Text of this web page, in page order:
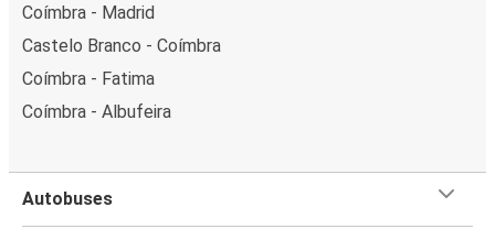
Coímbra - Madrid
Castelo Branco - Coímbra
Coímbra - Fatima
Coímbra - Albufeira
Autobuses